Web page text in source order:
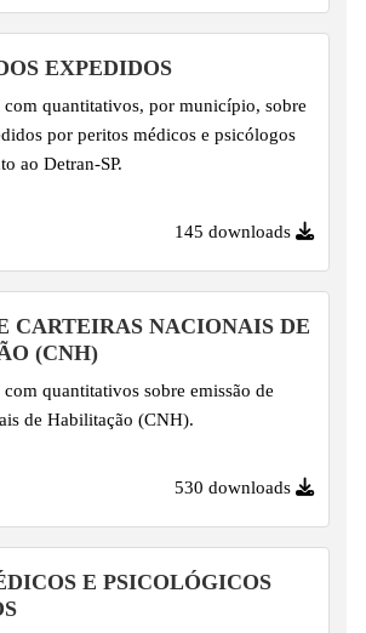
EXPEDIDOS
com quantitativos, por município, sobre
por peritos médicos e psicólogos
ao Detran-SP.
145 downloads
CARTEIRAS NACIONAIS DE
(CNH)
quantitativos sobre emissão de
de Habilitação (CNH).
530 downloads
E PSICOLÓGICOS